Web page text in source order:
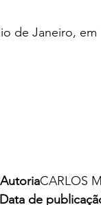
de Janeiro, em
CARLOS
Data de